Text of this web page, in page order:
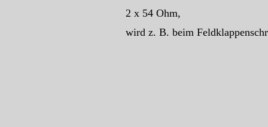
2 x 54 Ohm,
wird z. B. beim